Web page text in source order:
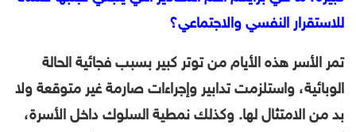
للاستقرار النفسي والاجتماعي؟
تمر الأسر هذه الأيام من توتر كبير بسبب فجائية الحالة
الوبائية، واستلزمت تدابير وإجراءات صارمة غير متوقعة ولا
بد من الامتثال لها. وكذلك نمطية السلوك داخل الأسرة،